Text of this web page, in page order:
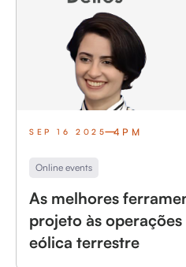
SEP 16 2025 4PM
Online events
As melhores
projeto às
eólica terrestre